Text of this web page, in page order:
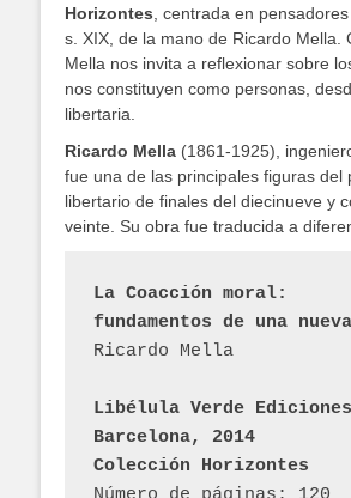
Horizontes , centrada en
s. XIX, de la mano de Ricardo Mella.
Mella nos invita a reflexionar sobre
nos constituyen como personas,
libertaria.
Ricardo Mella (1861-1925),
fue una de las principales figuras del
libertario de finales del diecinueve y
veinte. Su obra fue traducida a
La Coacción moral:
fundamentos de una
Ricardo Mella
Libélula Verde Ediciones
Barcelona, 2014
Colección Horizontes